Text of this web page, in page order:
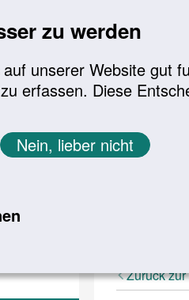
zu werden
unserer Website gut
erfassen. Diese
Nein, lieber nicht
Meldungen
Zurück